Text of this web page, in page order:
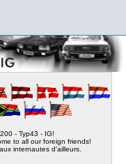
- Typ43 - IG!
to all our foreign friends!
internautes d'ailleurs.